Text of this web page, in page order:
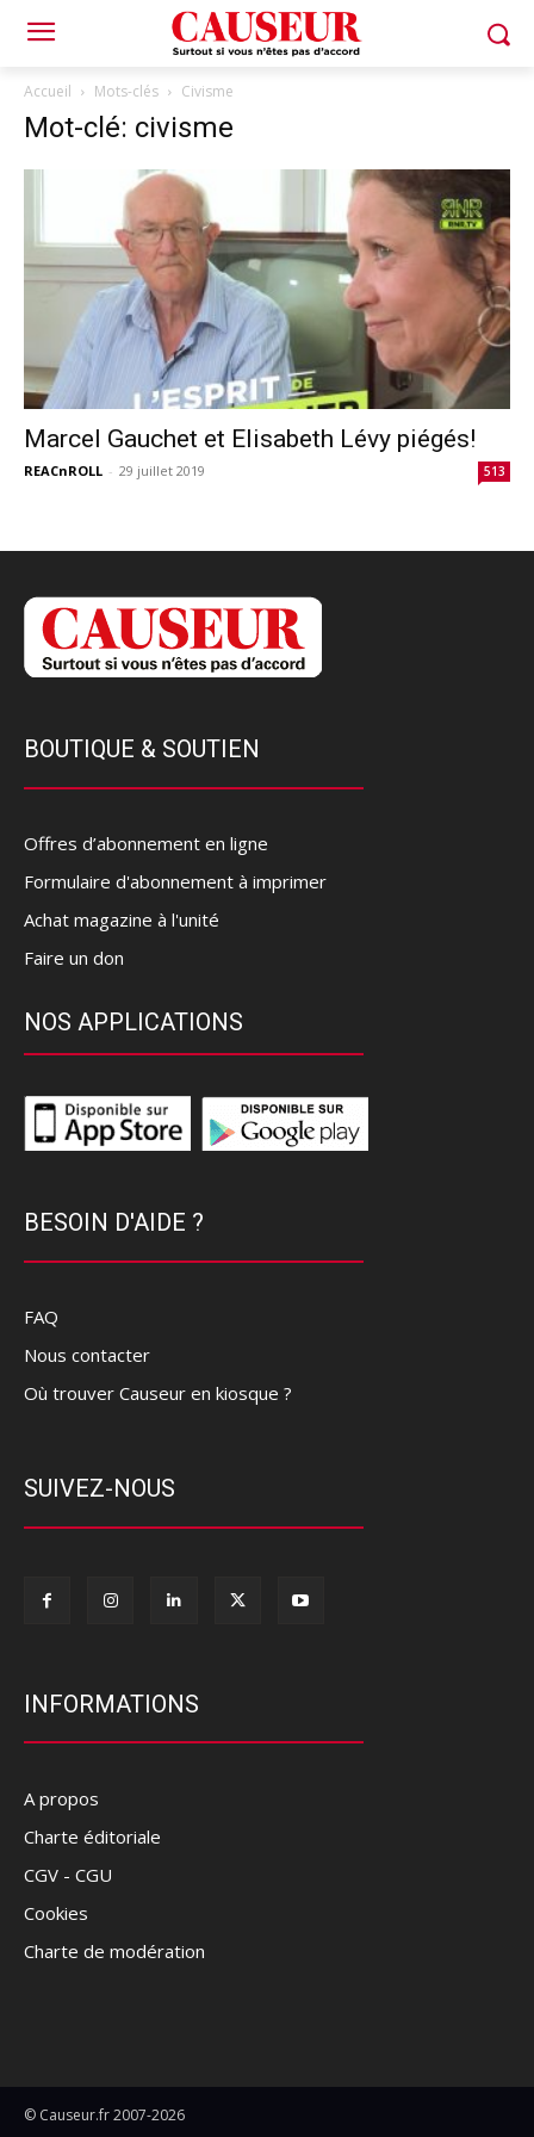
Accueil Mots-clés Civisme
Mot-clé: civisme
Marcel Gauchet et Elisabeth Lévy piégés!
REACnROLL - 29 juillet 2019 513
BOUTIQUE & SOUTIEN
Offres d’abonnement en ligne
Formulaire d'abonnement à imprimer
Achat magazine à l'unité
Faire un don
NOS APPLICATIONS
BESOIN D'AIDE ?
FAQ
Nous contacter
Où trouver Causeur en kiosque ?
SUIVEZ-NOUS
INFORMATIONS
A propos
Charte éditoriale
CGV - CGU
Cookies
Charte de modération
© Causeur.fr 2007-2026